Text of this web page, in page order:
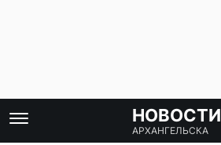
НОВОСТИ
АРХАНГЕЛЬСКА